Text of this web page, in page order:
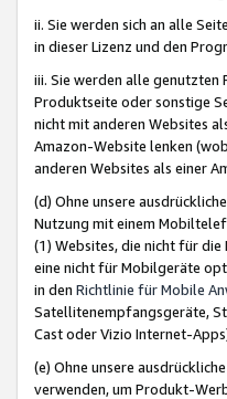
ii. Sie werden sich an alle
in dieser Lizenz und den
iii. Sie werden alle
Produktseite oder sonstige
nicht mit anderen Websites
Amazon-Website lenken
anderen Websites als einer
(d) Ohne unsere
Nutzung mit einem
(1) Websites, die nicht für
eine nicht für Mobilgeräte
in den Richtlinie für Mobile
Satellitenempfangsgeräte,
Cast oder Vizio Internet-
(e) Ohne unsere
verwenden, um Produkt-